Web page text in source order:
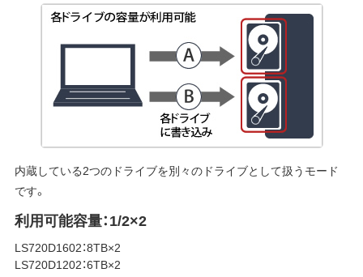
内蔵している2つのドライブを別々のドライブとして扱うモード
です。
利用可能容量：1/2×2
LS720D1602：8TB×2
LS720D1202：6TB×2